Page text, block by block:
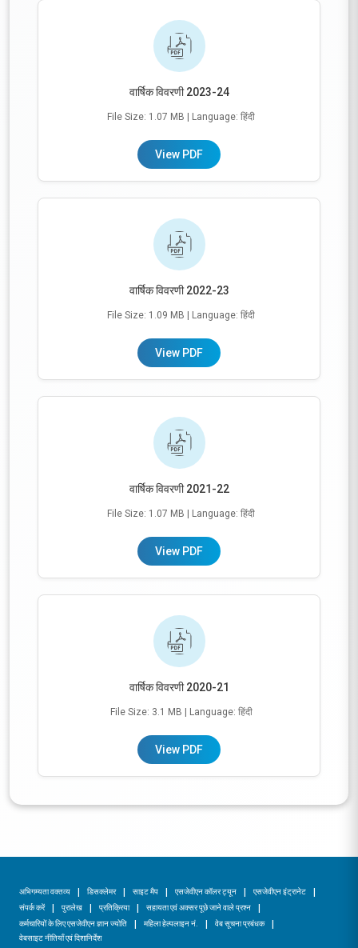
वार्षिक विवरणी 2023-24
File Size: 1.07 MB | Language: हिंदी
View PDF
वार्षिक विवरणी 2022-23
File Size: 1.09 MB | Language: हिंदी
View PDF
वार्षिक विवरणी 2021-22
File Size: 1.07 MB | Language: हिंदी
View PDF
वार्षिक विवरणी 2020-21
File Size: 3.1 MB | Language: हिंदी
View PDF
अभिगम्यता वक्तव्य डिसक्लेमर साइट मैप एसजेवीएन कॉलर ट्यून
एसजेवीएन इंट्रानेट
संपर्क करें
पुरालेख प्रतिक्रिया
सहायता एवं अक्सर पूछे जाने वाले प्रश्न
कर्मचारियों के लिए एसजेवीएन ज्ञान ज्योति
महिला हेल्पलाइन नं.
वेब सूचना प्रबंधक
वेबसाइट नीतियाँ एवं दिशानिर्देश